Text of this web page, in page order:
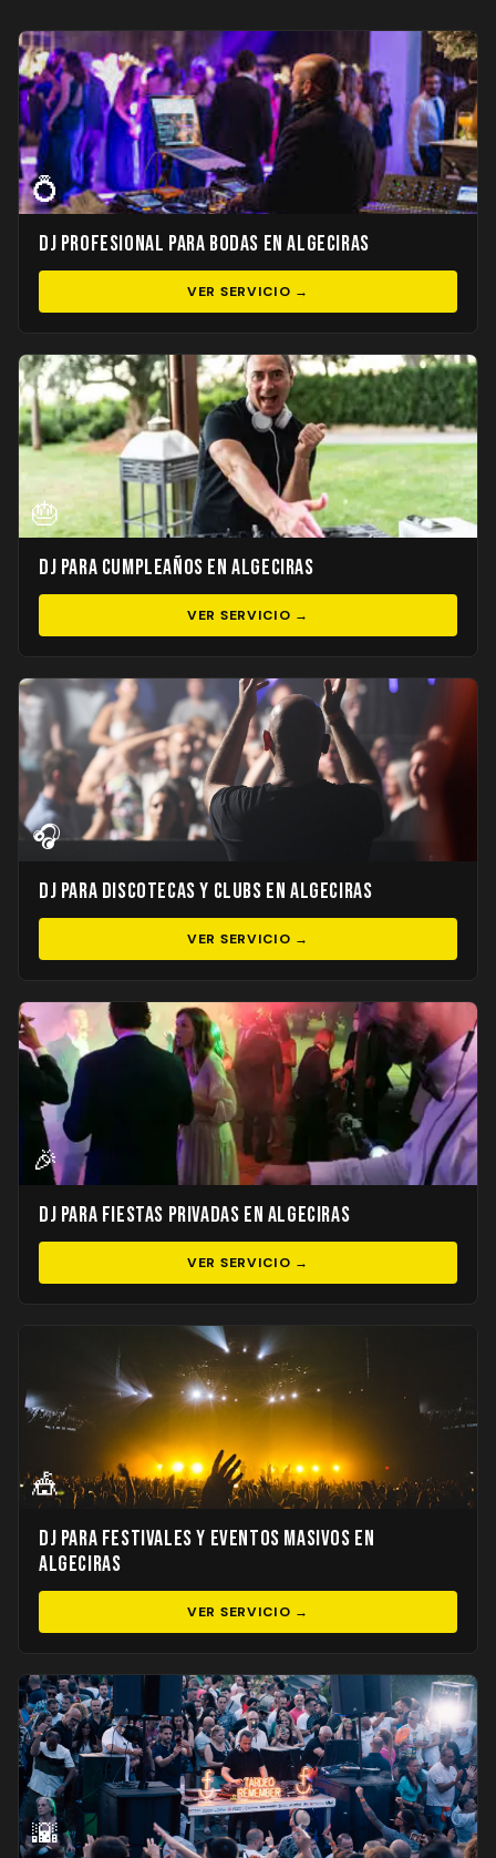
💍
DJ Profesional para Bodas en Algeciras
VER SERVICIO →
🎂
DJ para Cumpleaños en Algeciras
VER SERVICIO →
🎧
DJ para Discotecas y Clubs en Algeciras
VER SERVICIO →
🎉
DJ para Fiestas Privadas en Algeciras
VER SERVICIO →
🎪
DJ para Festivales y Eventos Masivos en
Algeciras
VER SERVICIO →
🌇